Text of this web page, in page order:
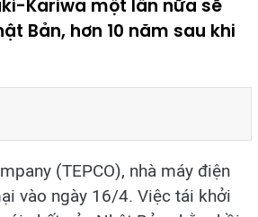
Kariwa một lần nữa sẽ
Bản, hơn 10 năm sau khi
(TEPCO), nhà máy điện
vào ngày 16/4. Việc tái khởi